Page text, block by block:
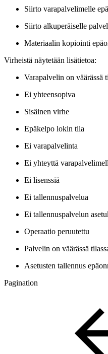
Siirto varapalvelimelle
Siirto alkuperäiselle
Materiaalin kopiointi
Virheistä näytetään lisätietoa:
Varapalvelin on väärässä
Ei yhteensopiva
Sisäinen virhe
Epäkelpo lokin tila
Ei varapalvelinta
Ei yhteyttä
Ei lisenssiä
Ei tallennuspalvelua
Ei tallennuspalvelun
Operaatio peruutettu
Palvelin on väärässä
Asetusten tallennus
Pagination